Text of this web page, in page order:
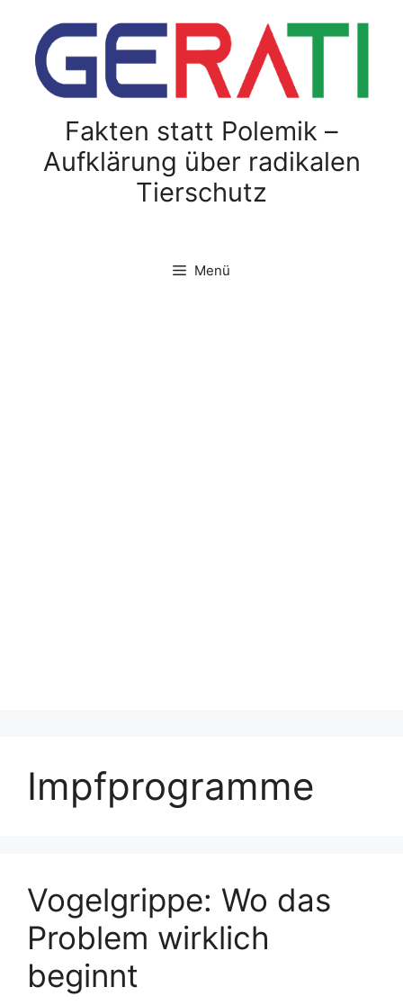
springen
Fakten statt Polemik –
Aufklärung über radikalen
Tierschutz
Menü
Impfprogramme
Vogelgrippe: Wo das
Problem wirklich
beginnt